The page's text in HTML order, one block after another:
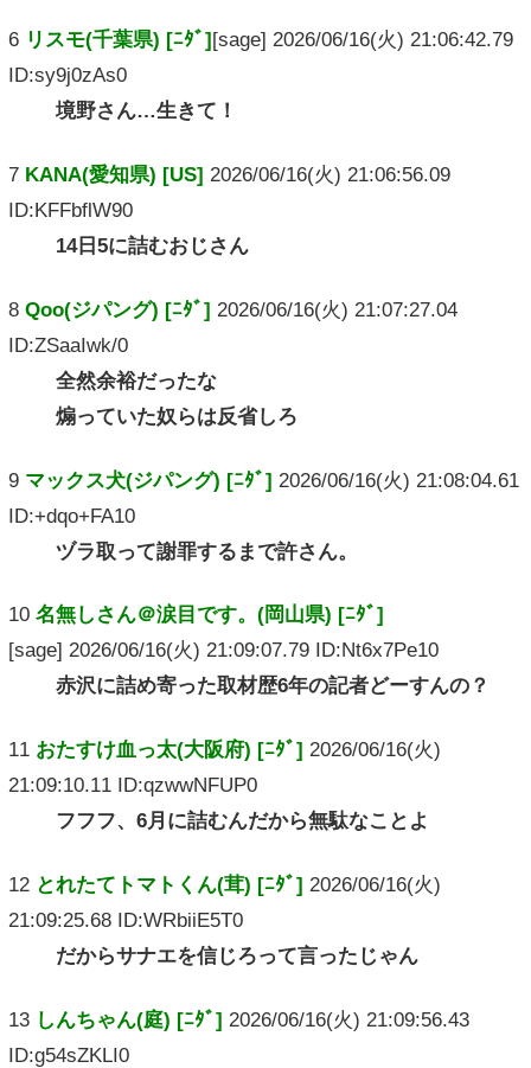
6 リスモ(千葉県) [ﾆﾀﾞ] [sage] 2026/06/16(火) 21:06:42.79
ID:sy9j0zAs0
境野さん…生きて！
7 KANA(愛知県) [US] 2026/06/16(火) 21:06:56.09
ID:KFFbflW90
14日5に詰むおじさん
8 Qoo(ジパング) [ﾆﾀﾞ] 2026/06/16(火) 21:07:27.04
ID:ZSaaIwk/0
全然余裕だったな
煽っていた奴らは反省しろ
9 マックス犬(ジパング) [ﾆﾀﾞ] 2026/06/16(火) 21:08:04.61
ID:+dqo+FA10
ヅラ取って謝罪するまで許さん。
10 名無しさん＠涙目です。(岡山県) [ﾆﾀﾞ]
[sage] 2026/06/16(火) 21:09:07.79 ID:Nt6x7Pe10
赤沢に詰め寄った取材歴6年の記者どーすんの？
11 おたすけ血っ太(大阪府) [ﾆﾀﾞ] 2026/06/16(火)
21:09:10.11 ID:qzwwNFUP0
フフフ、6月に詰むんだから無駄なことよ
12 とれたてトマトくん(茸) [ﾆﾀﾞ] 2026/06/16(火)
21:09:25.68 ID:WRbiiE5T0
だからサナエを信じろって言ったじゃん
13 しんちゃん(庭) [ﾆﾀﾞ] 2026/06/16(火) 21:09:56.43
ID:g54sZKLI0